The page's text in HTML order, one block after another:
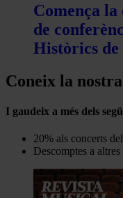
Comença
de
Històrics de
Coneix la
I gaudeix a més dels
20% als concerts
Descomptes a